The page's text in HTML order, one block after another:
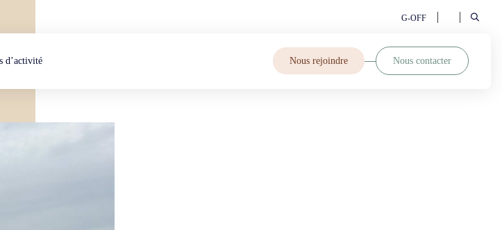
d’activité Nous rejoindre Nous contacter
G-OFF